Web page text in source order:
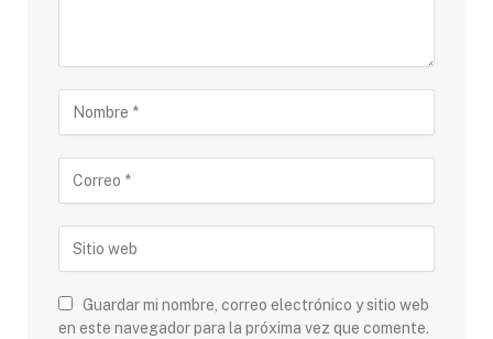
Guardar mi nombre, correo electrónico y sitio web
en este navegador para la próxima vez que comente.